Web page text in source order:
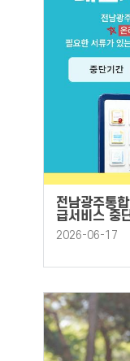
전남광주통
급서비스 중
2026-06-17